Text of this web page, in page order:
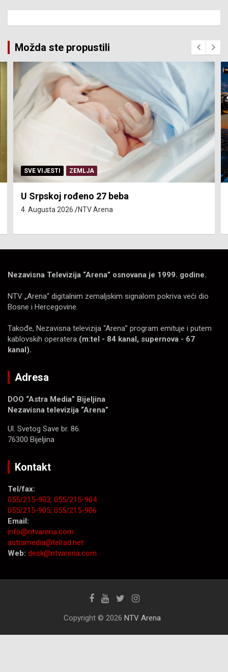
Možda ste propustili
SERVISNE INFORMACIJE
Isključenja vode – utorak 4. avgust
4. Augusta 2026. NTV Arena
Nezavisna Televizija “Arena” osnovana je 1999. godine.
NTV „Arena“ digitalnim zemaljskim signalom pokriva veći dio
Bosne i Hercegovine.
Takođe, Nezavisna televizija “Arena” program emituje i putem
kablovskih operatera (m:tel - 84 kanal, supernova - 67
kanal).
Adresa
DOO “Astra Media” Bijeljina
Nezavisna televizija “Arena”
Ul. Svetog Save br. 86.
76300 Bijeljina
Kontakt
Tel/fax:
055/215-903; 055/215-904
055/215-905; 055/215-906
Email:
info@ntvarena.com
astramedia@telrad.net
Web: desk@ntvarena.com
Copyright © 2026 NTV Arena